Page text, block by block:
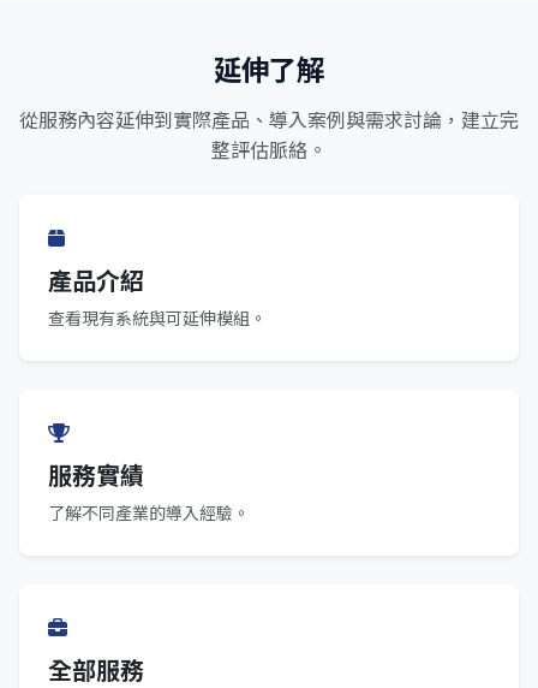
延伸了解
從服務內容延伸到實際產品、導入案例與需求討論，建立完
整評估脈絡。
產品介紹
查看現有系統與可延伸模組。
服務實績
了解不同產業的導入經驗。
全部服務